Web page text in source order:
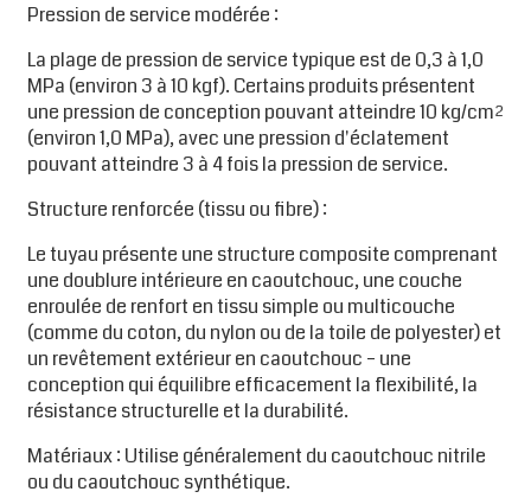
Pression de service modérée :
La plage de pression de service typique est de 0,3 à 1,0
MPa (environ 3 à 10 kgf). Certains produits présentent
une pression de conception pouvant atteindre 10 kg/cm²
(environ 1,0 MPa), avec une pression d'éclatement
pouvant atteindre 3 à 4 fois la pression de service.
Structure renforcée (tissu ou fibre) :
Le tuyau présente une structure composite comprenant
une doublure intérieure en caoutchouc, une couche
enroulée de renfort en tissu simple ou multicouche
(comme du coton, du nylon ou de la toile de polyester) et
un revêtement extérieur en caoutchouc – une
conception qui équilibre efficacement la flexibilité, la
résistance structurelle et la durabilité.
Matériaux : Utilise généralement du caoutchouc nitrile
ou du caoutchouc synthétique.